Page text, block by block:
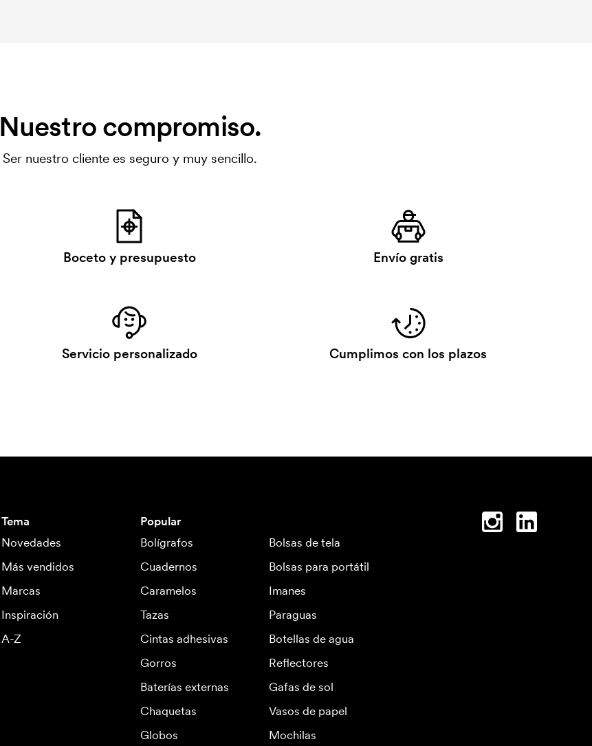
Nuestro compromiso.
Ser nuestro cliente es seguro y muy sencillo.
Boceto y presupuesto Envío gratis
Servicio personalizado Cumplimos con los plazos
Tema
Novedades
Más vendidos
Marcas
Inspiración
A-Z
Popular
Bolígrafos
Bolsas de tela
Cuadernos
Bolsas para portátil
Caramelos
Imanes
Tazas
Paraguas
Cintas adhesivas
Botellas de agua
Gorros
Reflectores
Baterías externas
Gafas de sol
Chaquetas
Vasos de papel
Globos
Mochilas